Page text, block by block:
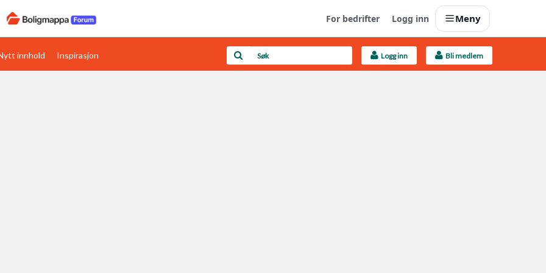
For bedrifter Logg inn Meny
Boligens papirer Last opp selv
innhold Inspirasjon Logg inn Bli medlem